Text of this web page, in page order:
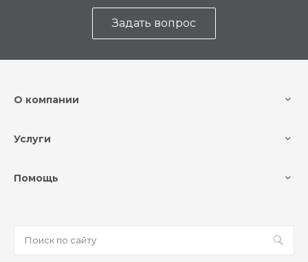
Задать вопрос
О компании
Услуги
Помощь